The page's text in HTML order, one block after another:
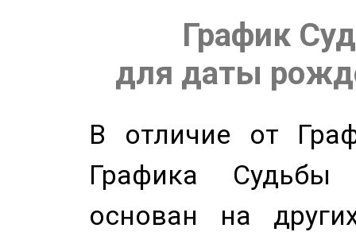
График
для даты
В отличие от
Графика
основан на